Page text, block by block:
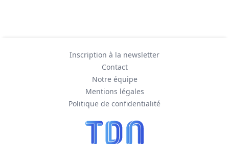
Inscription à la newsletter
Contact
Notre équipe
Mentions légales
Politique de confidentialité